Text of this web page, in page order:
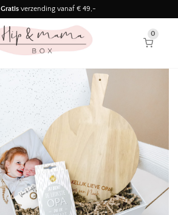
Gratisverzending vanaf € 49,-
Binnen 3 werkdagen in huis!
0